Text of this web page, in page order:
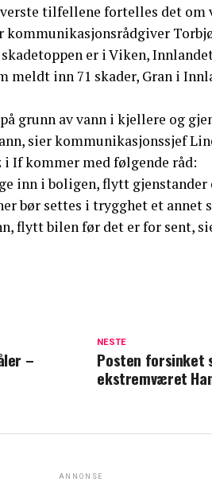
tilfellene fortelles det om
er i Viken,
inn 71 skader, Gran i
grunn av vann i kjellere og
sier kommunikasjonssjef
If kommer med følgende råd:
inn i boligen, flytt gjenstander
bør settes i trygghet et annet
flytt bilen før det er for sent,
NESTE
Posten forsinket
ekstremværet
–
ANNONSE